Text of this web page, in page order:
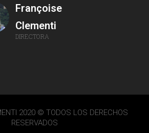
Françoise
Clementi
DIRECTORA
2020 © TODOS LOS DERECHOS
RESERVADOS